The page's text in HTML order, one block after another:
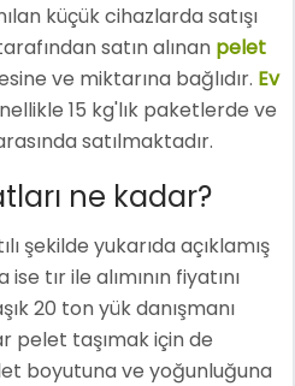
küçük cihazlarda satışı
satın alınan pelet
ve miktarına bağlıdır. Ev
15 kg'lık paketlerde ve
satılmaktadır.
ne kadar?
şekilde yukarıda açıklamış
tır ile alımının fiyatını
20 ton yük danışmanı
pelet taşımak için de
boyutuna ve yoğunluğuna